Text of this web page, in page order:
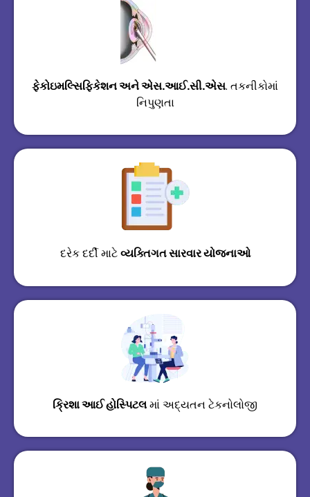
ફેકોઇમલ્સિફિકેશન અને એસ.આઈ.સી.એસ. તકનીકોમાં
નિપુણતા
દરેક દર્દી માટેવ્યક્તિગત સારવાર યોજનાઓ
ક્રિશાઆઈ હોસ્પિટલમાં અદ્યતન ટેકનોલોજી